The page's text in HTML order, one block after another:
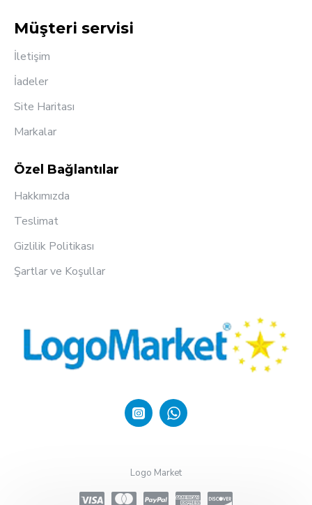
Müşteri servisi
İletişim
İadeler
Site Haritası
Markalar
Özel Bağlantılar
Hakkımızda
Teslimat
Gizlilik Politikası
Şartlar ve Koşullar
Logo Market